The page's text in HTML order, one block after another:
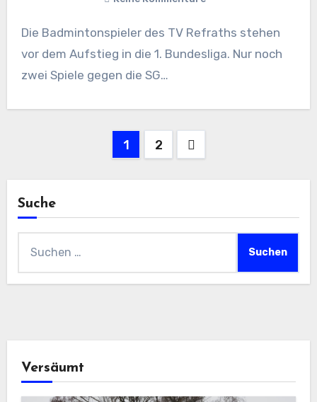
Die Badmintonspieler des TV Refraths stehen
vor dem Aufstieg in die 1. Bundesliga. Nur noch
zwei Spiele gegen die SG…
Seitennummerierung
Beiträge
1 2
Suche
nach:
Versäumt